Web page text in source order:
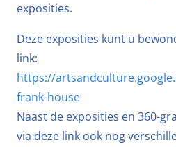
exposities.
Deze exposities kunt u
link:
https://
frank-house
Naast de exposities en 360-
via deze link ook nog